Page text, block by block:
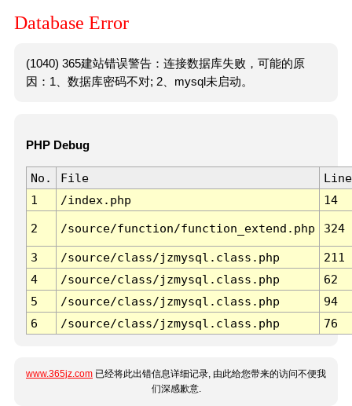
Database Error
(1040) 365建站错误警告：连接数据库失败，可能的原
因：1、数据库密码不对; 2、mysql未启动。
PHP Debug
No. File
Line
1
/index.php 14
2 /source/function/function_extend.php 324
3 /source/class/jzmysql.class.php
211
4
/source/class/jzmysql.class.php
62
5
/source/class/jzmysql.class.php
94
6
/source/class/jzmysql.class.php 76
www.365jz.com 已经将此出错信息详细记录, 由此给您带来的访问不便我
们深感歉意.